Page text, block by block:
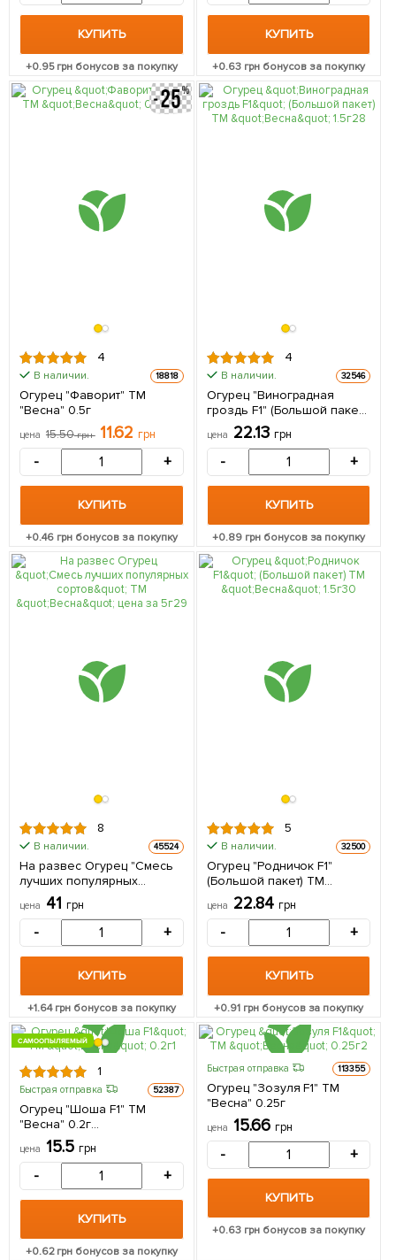
КУПИТЬ
+0.95грн бонусов за покупку
КУПИТЬ
+0.63 грн бонусов за покупку
4
В наличии. 18818
Огурец "Фаворит" ТМ
"Весна" 0.5г
цена 15.50грн 11.62 грн
- +
КУПИТЬ
+0.46 грн бонусов за покупку
4
В наличии. 32546
Огурец "Виноградная
гроздь F1" (Большой пакет)
ТМ "Весна" 1.5г
цена 22.13 грн
- +
КУПИТЬ
+0.89грн бонусов за покупку
8
В наличии. 45524
На развес Огурец "Смесь
лучших популярных
сортов" ТМ "Весна" цена за
5г
цена 41 грн
- +
КУПИТЬ
+1.64грн бонусов за покупку
5
В наличии. 32500
Огурец "Родничок F1"
(Большой пакет) ТМ
"Весна" 1.5г
цена 22.84 грн
- +
КУПИТЬ
+0.91грн бонусов за покупку
САМООПЫЛЯЕМЫЙ
1
Быстрая отправка 52387
Огурец "Шоша F1" ТМ
"Весна" 0.2г
(самоопыляемый)
цена 15.5 грн
- +
КУПИТЬ
+0.62грн бонусов за покупку
Быстрая отправка 113355
Огурец "Зозуля F1" ТМ
"Весна" 0.25г
цена 15.66 грн
- +
КУПИТЬ
+0.63 грн бонусов за покупку